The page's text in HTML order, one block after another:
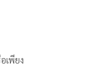
เพียง